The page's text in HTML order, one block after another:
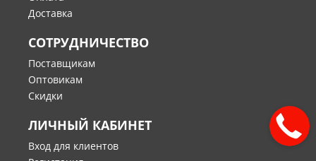
Доставка
СОТРУДНИЧЕСТВО
Поставщикам
Оптовикам
Скидки
ЛИЧНЫЙ КАБИНЕТ
Вход для клиентов